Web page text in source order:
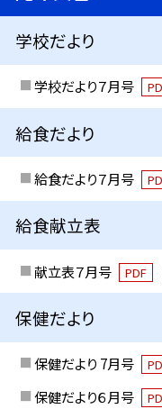
学校だより
学校だより７月号
給食だより
給食だより７月号
給食献立表
献立表７月号 PDF
保健だより
保健だより 7月号
保健だより６月号